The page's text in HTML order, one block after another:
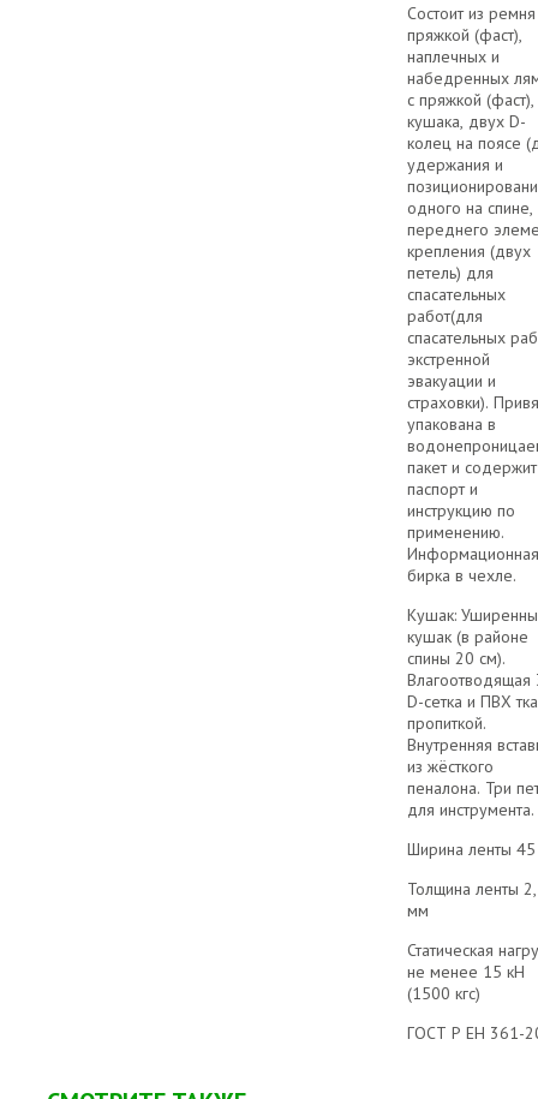
Состоит из
пряжкой (фаст),
наплечных и
набедренных
с пряжкой (фаст),
кушака, двух D-
колец на поясе
удержания и
одного на спине,
переднего
крепления (двух
петель) для
спасательных
работ(для
спасательных
экстренной
эвакуации и
страховки).
упакована в
пакет и содержит
паспорт и
инструкцию по
применению.
Информационная
бирка в чехле.
Кушак:
кушак (в районе
спины 20 см).
Влагоотводящая
D-сетка и ПВХ
пропиткой.
Внутренняя
из жёсткого
пеналона. Три
для
Ширина ленты
Толщина ленты
мм
Статическая
не менее 15 кН
(1500 кгс)
ГОСТ Р ЕН 361-